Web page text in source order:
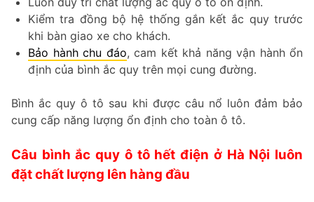
Kiểm tra đồng bộ hệ thống gắn kết ắc quy trước
khi bàn giao xe cho khách.
Bảo hành chu đáo, cam kết khả năng vận hành ổn
định của bình ắc quy trên mọi cung đường.
Bình ắc quy ô tô sau khi được câu nổ luôn đảm bảo
cung cấp năng lượng ổn định cho toàn ô tô.
Câu bình ắc quy ô tô hết điện ở Hà Nội luôn
đặt chất lượng lên hàng đầu